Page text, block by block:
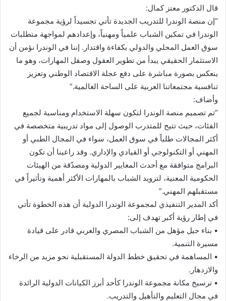
قال الدكتور معتز كمال:
“إن منصة الوندرا للتدريب الجديدة تأتي تجسيداً لرؤية مجموعة
الوندرا في تمكين الشباب علمياً ومهنياً، وإعدادهم لمواجهة متطلبات
سوق العمل المحلي والدولي بكفاءة واقتدار. إننا في الوندرا نؤمن أن
الاستثمار الحقيقي يبدأ من تطوير العقول وصقل المهارات، وهو ما
ينعكس بصورة مباشرة على دفع عجلة الاقتصاد الوطني وتعزيز
تنافسية مجتمعاتنا العربية على الساحة العالمية.”
وأضاف:
“تم تصميم منصة الوندرا لتكون سهلة الاستخدام ومناسبة لجميع
الفئات، حيث تتيح للمتدرب الوصول إلى مواد تدريبية متخصصة في
أكثر المجالات طلباً في سوق العمل، سواء في المجال الطبي أو
المهني أو التكنولوجي أو القيادي والإداري. وقد راعينا أن تكون
البرامج متوافقة مع أحدث المعايير الدولية ومصدّقة من الهيئات
الحكومية المعنية، لتزويد الشباب بالمهارات الأكثر أهمية وتأثيراً في
مستقبلهم المهني.”
أكد المدير التنفيذي لمجموعة الوندرا الدولية أن هذه الخطوة تأتي
في إطار رؤية أكبر تهدف إلى:
• بناء جيل مؤهل من الشباب المصري والعربي قادر على قيادة
مسيرة التنمية.
• المساهمة في تحقيق خطط الدولة المستقبلية نحو مزيد من الرخاء
والازدهار.
• ترسيخ مكانة مجموعة الوندرا كأحد أبرز الكيانات الدولية الرائدة
في مجال التعليم والتأهيل والتدريب.